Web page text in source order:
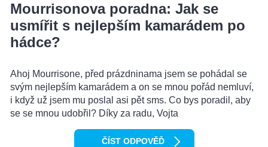
Mourrisonova poradna: Jak se
usmířit s nejlepším kamarádem po
hádce?
Ahoj Mourrisone, před prázdninama jsem se pohádal se
svým nejlepším kamarádem a on se mnou pořád nemluví,
i když už jsem mu poslal asi pět sms. Co bys poradil, aby
se se mnou udobřil? Díky za radu, Vojta
ČÍST ODPOVĚĎ